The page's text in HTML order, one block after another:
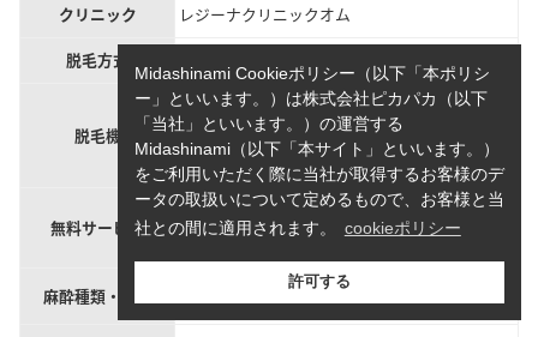
クリニック
レジーナクリニックオム
脱毛方式
脱毛機
ジェントルマックスプロプラス
ジェントルマックスプロ
ジェントルレーズプロ
ソプラノチタニウム
無料サービス
麻酔、剃毛（背中などの手の届きにくい範
囲）、トラブル時の医師診察・薬処方・再照
麻酔種類・費用
麻酔クリーム：無料（※デビュープランは除
く）
Midashinami Cookieポリシー（以下「本ポリシ
ー」といいます。）は株式会社ピカパカ（以下
「当社」といいます。）の運営する
Midashinami（以下「本サイト」といいます。）
をご利用いただく際に当社が取得するお客様のデ
ータの取扱いについて定めるもので、お客様と当
社との間に適用されます。
cookieポリシー
許可する